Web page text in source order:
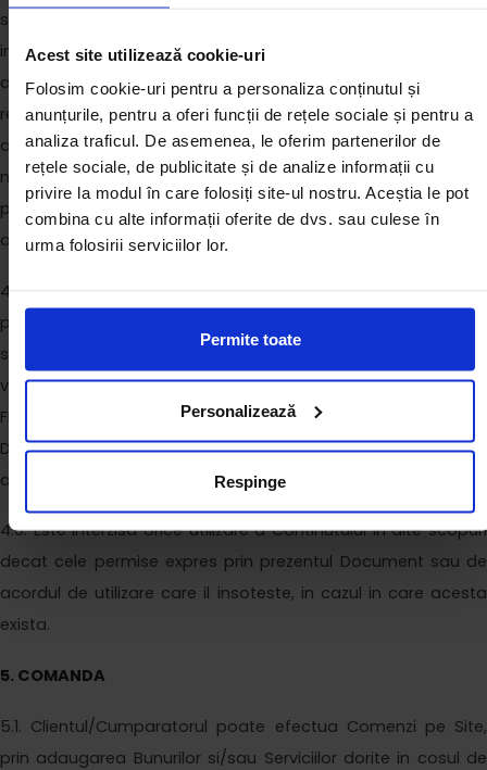
Acest site utilizează cookie-uri
Folosim cookie-uri pentru a personaliza conținutul și
anunțurile, pentru a oferi funcții de rețele sociale și pentru a
analiza traficul. De asemenea, le oferim partenerilor de
rețele sociale, de publicitate și de analize informații cu
privire la modul în care folosiți site-ul nostru. Aceștia le pot
combina cu alte informații oferite de dvs. sau culese în
urma folosirii serviciilor lor.
Permite toate
Personalizează
Respinge
sau a perioadei definite in acord, conform conditiilor definite,
in cazul in care acestea exista si nu reprezinta un
angajament contractual din parteaFIT4YOU DELIVERY
respectivul Client/Cumparator sau oricare alt tert care
are/obtine acces la acest continut transferat, prin orice
mijloc si care ar putea fi sau este prejudiciat in orice mod de
pe urma acestui continut, in timpul sau dupa expirarea
acordului de utilizare.
4
prin orice mijloc de comunicare (electronic, telefonic, etc)
sau dobandit de acesta prin accesare, vizitare si/sau
vizualizare nu constituie o obligatie contractuala din partea
FIT4YOU DELIVERY
si/sau al angajatului/prepusului
DELIVERYcare a mijlocit transferul de Continut, in cazul in care
aceasta exista, fata de respectivul continut.
4.6. Este interzisa orice utilizare a Continutului in alte scopuri
decat cele permise expres prin prezentul Document sau de
acordul de utilizare care il insoteste, in cazul in care acesta
exista.
5. COMANDA
5.1. Clientul/Cumparatorul poate efectua Comenzi pe Site,
prin adaugarea Bunurilor si/sau Serviciilor dorite in cosul de